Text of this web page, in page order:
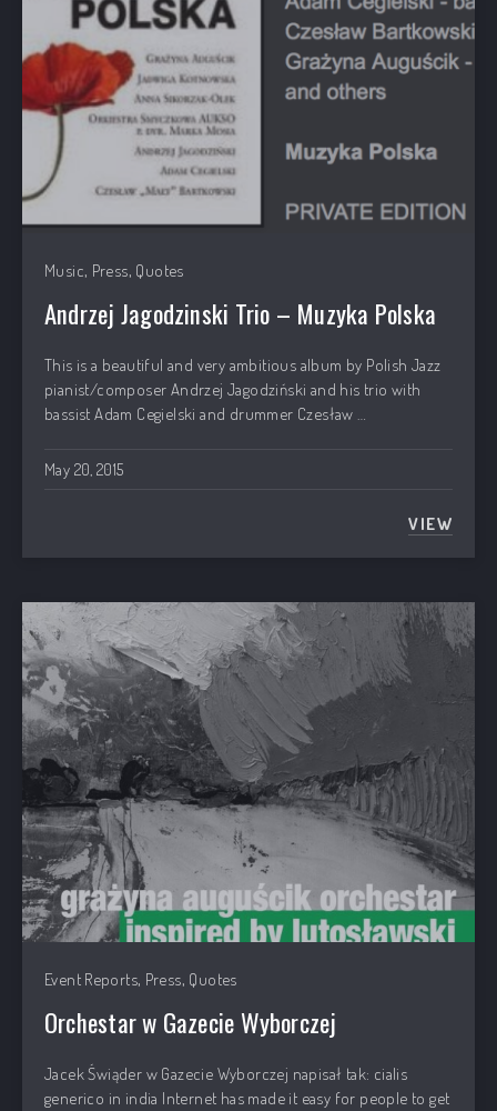
Music, Press, Quotes
Andrzej Jagodzinski Trio – Muzyka Polska
This is a beautiful and very ambitious album by Polish Jazz
pianist/composer Andrzej Jagodziński and his trio with
bassist Adam Cegielski and drummer Czesław …
May 20, 2015
VIEW
Event Reports, Press, Quotes
Orchestar w Gazecie Wyborczej
Jacek Świąder w Gazecie Wyborczej napisał tak: cialis
generico in india Internet has made it easy for people to get